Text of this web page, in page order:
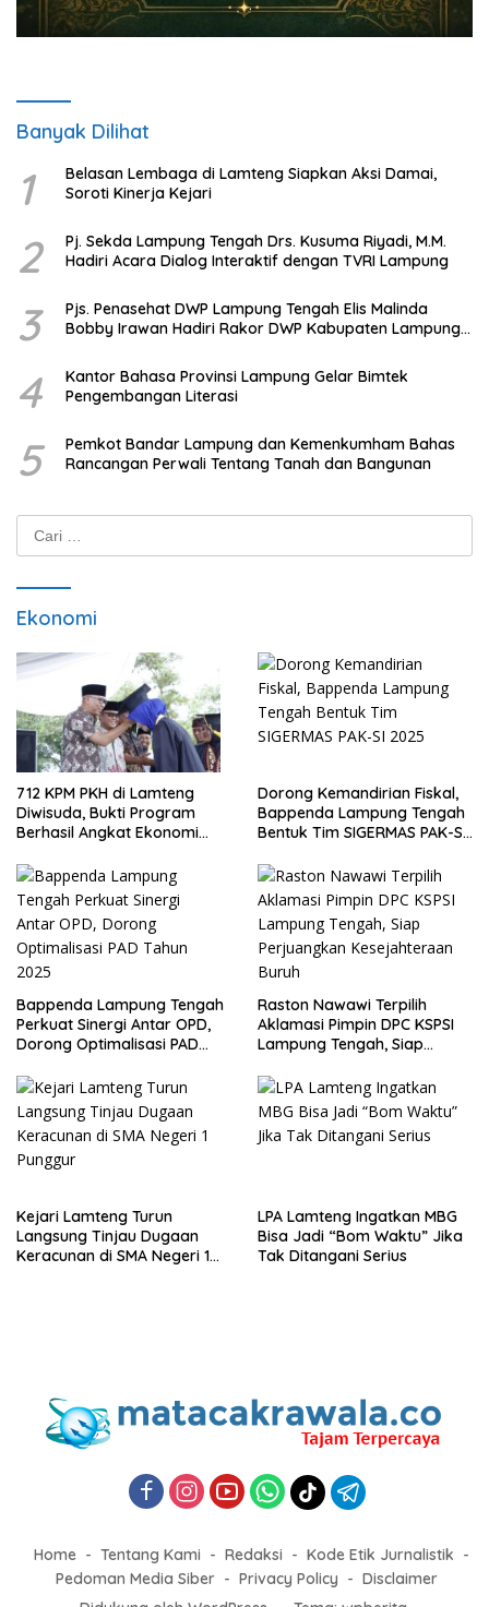
Banyak Dilihat
1
Belasan Lembaga di Lamteng Siapkan Aksi Damai,
Soroti Kinerja Kejari
2
Pj. Sekda Lampung Tengah Drs. Kusuma Riyadi, M.M.
Hadiri Acara Dialog Interaktif dengan TVRI Lampung
3
Pjs. Penasehat DWP Lampung Tengah Elis Malinda
Bobby Irawan Hadiri Rakor DWP Kabupaten Lampung
4
Kantor Bahasa Provinsi Lampung Gelar Bimtek
Pengembangan Literasi
5
Pemkot Bandar Lampung dan Kemenkumham Bahas
Rancangan Perwali Tentang Tanah dan Bangunan
Ekonomi
712 KPM PKH di Lamteng
Diwisuda, Bukti Program
Berhasil Angkat Ekonomi
Dorong Kemandirian Fiskal,
Bappenda Lampung Tengah
Bentuk Tim SIGERMAS PAK-SI
Bappenda Lampung Tengah
Perkuat Sinergi Antar OPD,
Dorong Optimalisasi PAD
Raston Nawawi Terpilih
Aklamasi Pimpin DPC KSPSI
Lampung Tengah, Siap
Buruh
Kejari Lamteng Turun
Langsung Tinjau Dugaan
Keracunan di SMA Negeri 1
LPA Lamteng Ingatkan MBG
Bisa Jadi “Bom Waktu” Jika
Tak Ditangani Serius
Home Tentang Kami Redaksi
Kode Etik Jurnalistik
Pedoman Media Siber
Privacy Policy
Disclaimer